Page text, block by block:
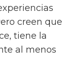
creen que
tiene la
al menos